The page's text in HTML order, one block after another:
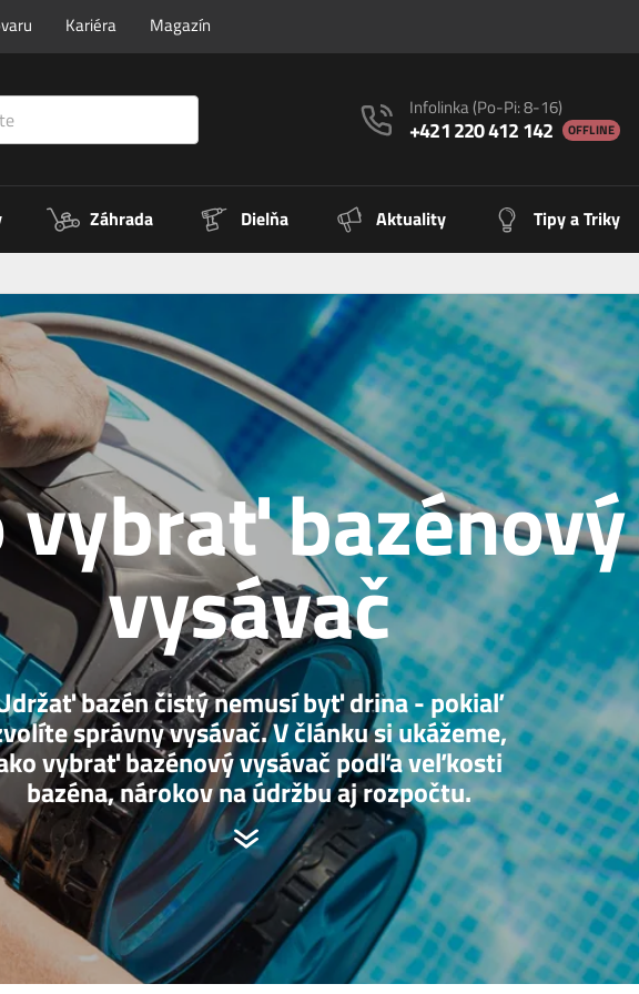
Kariéra Magazín
Infolinka(Po-Pi: 8-16)
+421 220 412 142 OFFLINE
Záhrada Dielňa Aktuality Tipy a Triky
vybrať bazénový
vysávač
bazén čistý nemusí byť drina - pokiaľ
správny vysávač. V článku si ukážeme,
vybrať bazénový vysávač podľa veľkosti
bazéna, nárokov na údržbu aj rozpočtu.